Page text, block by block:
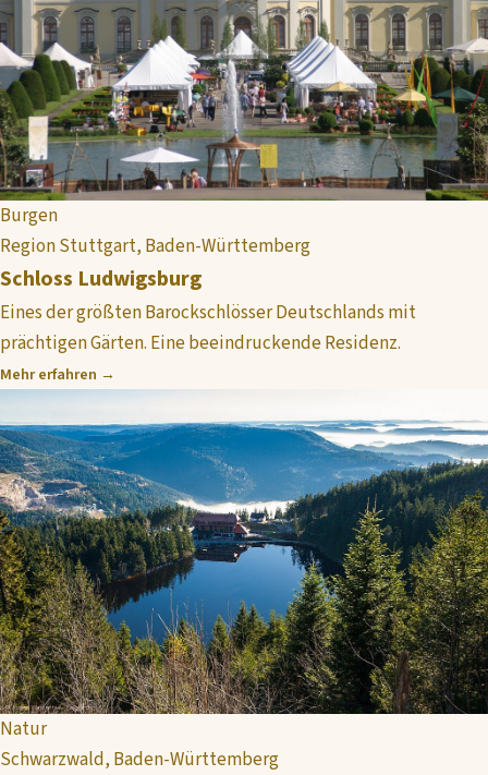
Burgen
Region Stuttgart, Baden-Württemberg
Schloss Ludwigsburg
Eines der größten Barockschlösser Deutschlands mit
prächtigen Gärten. Eine beeindruckende Residenz.
Mehr erfahren →
Natur
Schwarzwald, Baden-Württemberg